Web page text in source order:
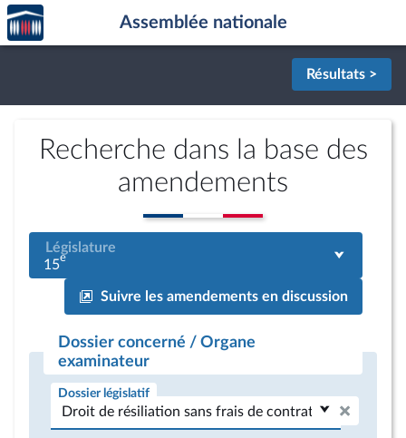
Aller au contenu
Aller en bas de la page
Accèder
à la
page
Assemblée nationale
Résultats >
Recherche dans la base des
amendements
Législature
15e
Suivre les amendements en discussion
Dossier concerné / Organe
examinateur
Dossier législatif